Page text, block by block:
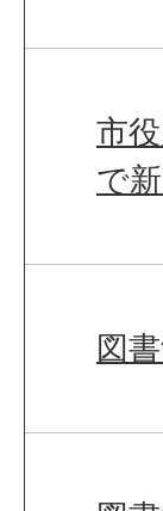
市
で
図